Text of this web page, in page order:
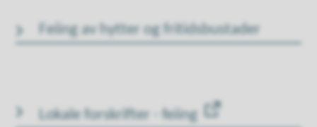
Feiing av hytter og fritidsbustader
Lokale forskrifter - feiing